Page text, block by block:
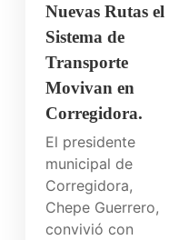
Nuevas Rutas el
Sistema de
Transporte
Movivan en
Corregidora.
El presidente
municipal de
Corregidora,
Chepe Guerrero,
convivió con